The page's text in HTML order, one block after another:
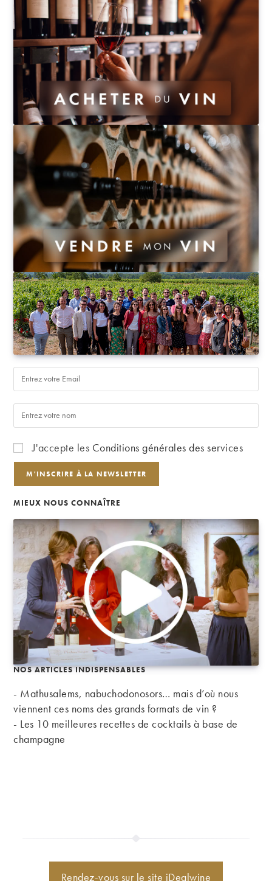
de
Châteauneuf,
déjà
très
grand !
J'accepte les Conditions générales des services
MIEUX NOUS CONNAÎTRE
NOS ARTICLES INDISPENSABLES
- Mathusalems, nabuchodonosors… mais d’où nous
viennent ces noms des grands formats de vin ?
- Les 10 meilleures recettes de cocktails à base de
champagne
Rendez-vous sur le site iDealwine